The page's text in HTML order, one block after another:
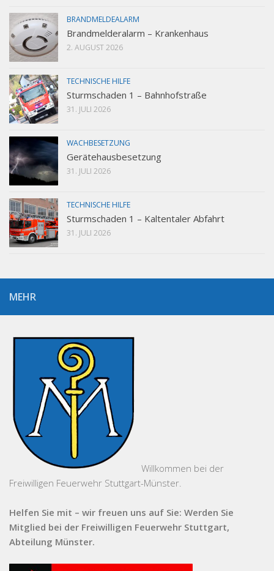
BRANDMELDEALARM
Brandmelderalarm – Krankenhaus
2. AUGUST 2026
TECHNISCHE HILFE
Sturmschaden 1 – Bahnhofstraße
31. JULI 2026
WACHBESETZUNG
Gerätehausbesetzung
31. JULI 2026
TECHNISCHE HILFE
Sturmschaden 1 – Kaltentaler Abfahrt
31. JULI 2026
MEHR
Willkommen bei der
Freiwilligen Feuerwehr Stuttgart-Münster.
Helfen Sie mit – wir freuen uns auf Sie: Werden Sie
Mitglied bei der Freiwilligen Feuerwehr Stuttgart,
Abteilung Münster.